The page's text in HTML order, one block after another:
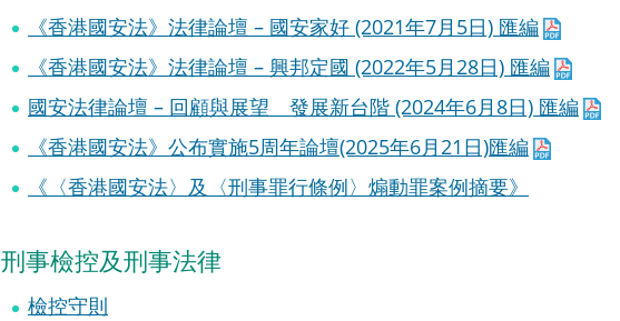
《香港國安法》法律論壇 – 國安家好 (2021年7月5日) 匯編
《香港國安法》法律論壇 – 興邦定國 (2022年5月28日) 匯編
國安法律論壇 – 回顧與展望 發展新台階 (2024年6月8日) 匯編
《香港國安法》公布實施5周年論壇(2025年6月21日)匯編
《〈香港國安法〉及〈刑事罪行條例〉煽動罪案例摘要》
刑事檢控及刑事法律
檢控守則